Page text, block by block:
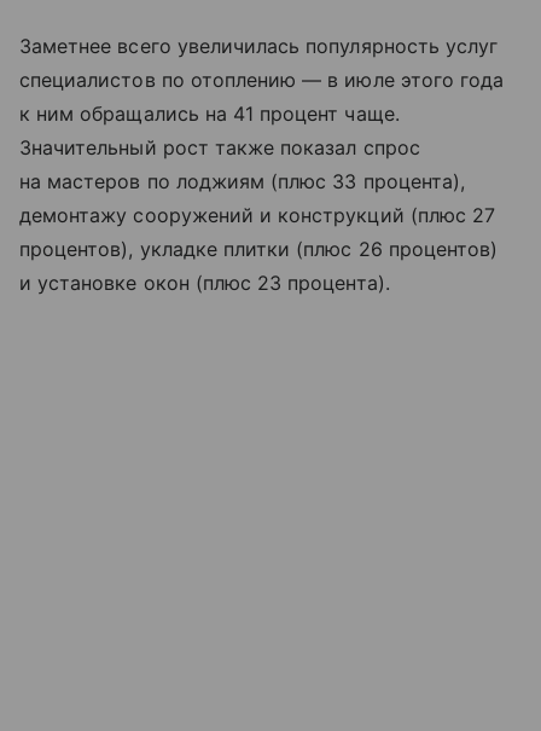
Заметнее всего увеличилась популярность услуг
специалистов по отоплению — в июле этого года
к ним обращались на 41 процент чаще.
Значительный рост также показал спрос
на мастеров по лоджиям (плюс 33 процента),
демонтажу сооружений и конструкций (плюс 27
процентов), укладке плитки (плюс 26 процентов)
и установке окон (плюс 23 процента).